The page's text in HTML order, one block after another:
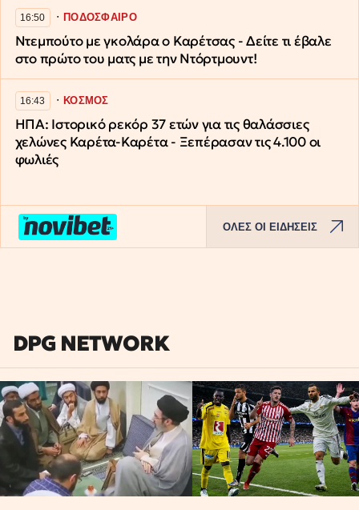
16:50 ∙ΠΟΔΟΣΦΑΙΡΟ
Ντεμπούτο με γκολάρα ο Καρέτσας - Δείτε τι έβαλε
στο πρώτο του ματς με την Ντόρτμουντ!
16:43 ∙ΚΟΣΜΟΣ
ΗΠΑ: Ιστορικό ρεκόρ 37 ετών για τις θαλάσσιες
χελώνες Καρέτα-Καρέτα - Ξεπέρασαν τις 4.100 οι
φωλιές
ΟΛΕΣ ΟΙ ΕΙΔΗΣΕΙΣ
DPG NETWORK